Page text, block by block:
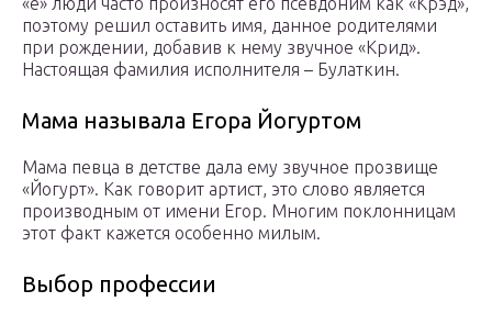
поэтому решил оставить имя, данное родителями
при рождении, добавив к нему звучное «Крид».
Настоящая фамилия исполнителя – Булаткин.
Мама называла Егора Йогуртом
Мама певца в детстве дала ему звучное прозвище
«Йогурт». Как говорит артист, это слово является
производным от имени Егор. Многим поклонницам
этот факт кажется особенно милым.
Выбор профессии